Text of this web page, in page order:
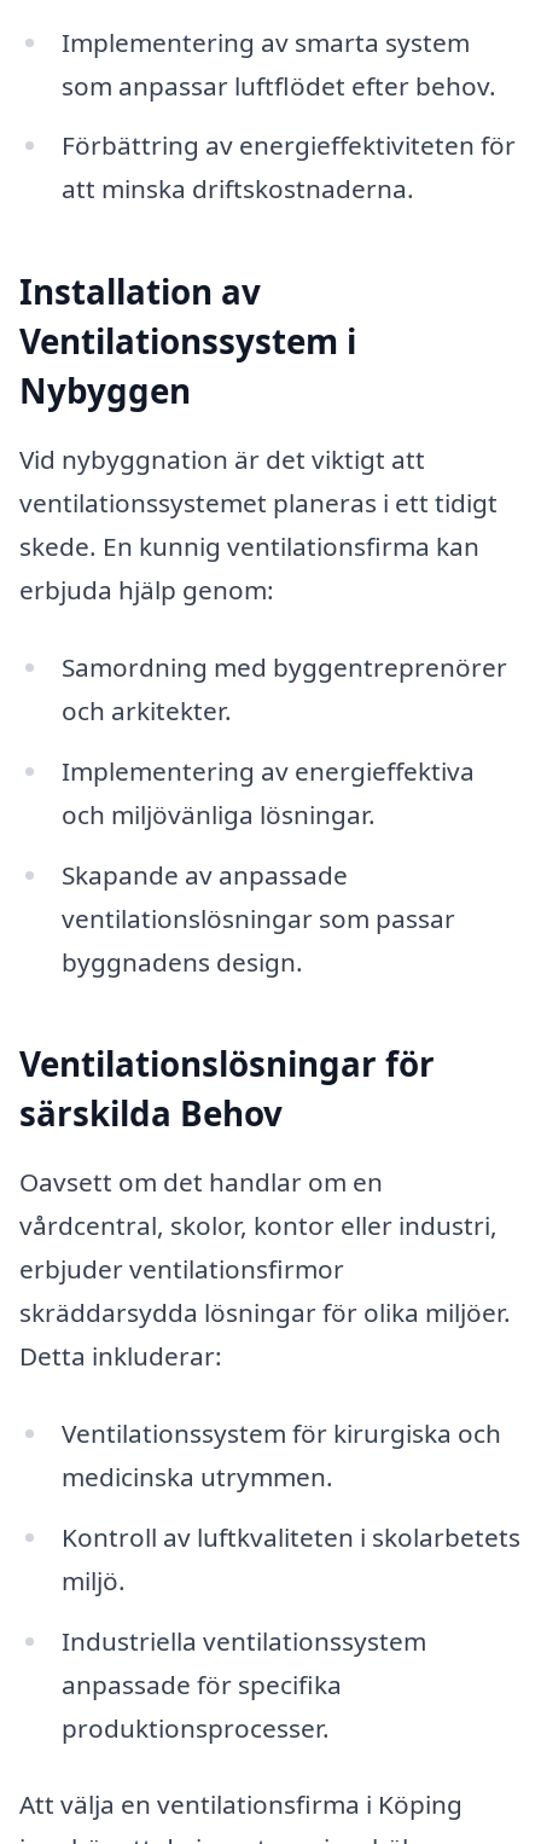
Implementering av smarta system
som anpassar luftflödet efter behov.
Förbättring av energieffektiviteten för
att minska driftskostnaderna.
Installation av
Ventilationssystem i
Nybyggen
Vid nybyggnation är det viktigt att
ventilationssystemet planeras i ett tidigt
skede. En kunnig ventilationsfirma kan
erbjuda hjälp genom:
Samordning med byggentreprenörer
och arkitekter.
Implementering av energieffektiva
och miljövänliga lösningar.
Skapande av anpassade
ventilationslösningar som passar
byggnadens design.
Ventilationslösningar för
särskilda Behov
Oavsett om det handlar om en
vårdcentral, skolor, kontor eller industri,
erbjuder ventilationsfirmor
skräddarsydda lösningar för olika miljöer.
Detta inkluderar:
Ventilationssystem för kirurgiska och
medicinska utrymmen.
Kontroll av luftkvaliteten i skolarbetets
miljö.
Industriella ventilationssystem
anpassade för specifika
produktionsprocesser.
Att välja en ventilationsfirma i Köping